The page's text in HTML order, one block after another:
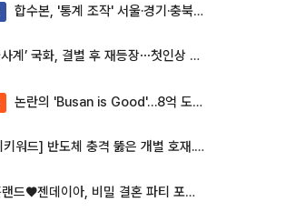
합수본, '통계 조작' 서울·경기·충북 선관위 등 추가 압수수색
‘나솔사계’ 국화, 결별 후 재등장⋯첫인상 투표 휩쓸고 ‘인기녀’ 등극
논란의 'Busan is Good'…8억 도시브랜드, 용산 대통령실 CI 업체가 수행
[증시키워드] 반도체 충격 뚫은 개별 호재...포스코퓨처엠·에코프로·한화솔루션 '눈길'
톰 홀랜드♥젠데이아, 비밀 결혼 파티 포착⋯호텔 대관비만 9억